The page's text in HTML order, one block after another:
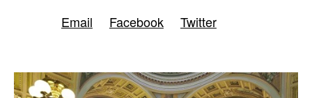
Email
Facebook Twitter